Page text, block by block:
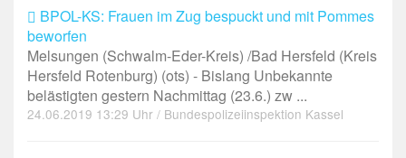
BPOL-KS: Frauen im Zug bespuckt und mit Pommes
beworfen
Melsungen (Schwalm-Eder-Kreis) /Bad Hersfeld (Kreis
Hersfeld Rotenburg) (ots) - Bislang Unbekannte
belästigten gestern Nachmittag (23.6.) zw ...
24.06.2019 13:29 Uhr / Bundespolizeiinspektion Kassel